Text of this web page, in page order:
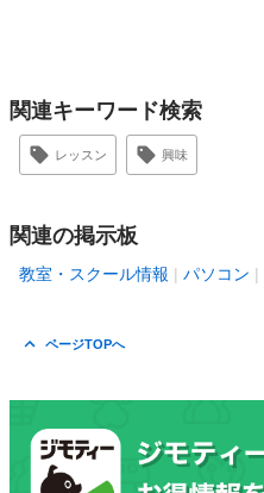
関連キーワード検索
レッスン 興味
関連の掲示板
教室・スクール情報 パソコン
ページTOPへ